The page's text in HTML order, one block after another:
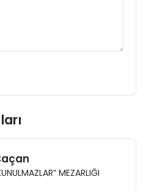
MEZARLIĞI